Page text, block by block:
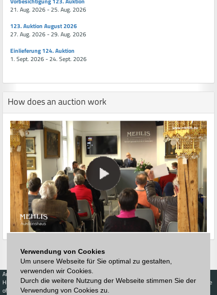
Verwendung von Cookies
Um unsere Webseite für Sie optimal zu gestalten,
verwenden wir Cookies.
Durch die weitere Nutzung der Webseite stimmen Sie der
Verwendung von Cookies zu.
21. Aug. 2026 - 25. Aug. 2026
123. Auktion August 2026
27. Aug. 2026 - 29. Aug. 2026
Einlieferung 124. Auktion
1. Sept. 2026 - 24. Sept. 2026
How does an auction work
Auctions
Highest acceptance
of bids
Buy
Live-Auction
Calendar
Highest acceptance